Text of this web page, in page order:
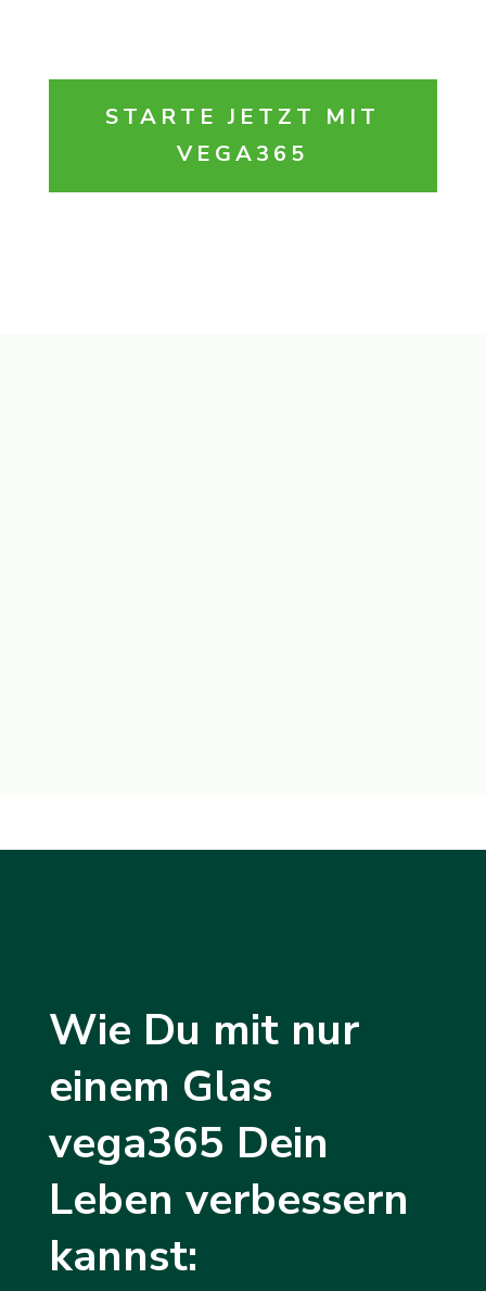
STARTE JETZT MIT
VEGA365
Wie Du mit nur
einem Glas
vega365 Dein
Leben verbessern
kannst: